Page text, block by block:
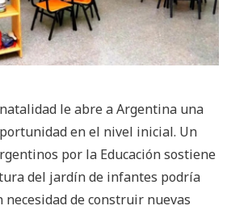
le abre a Argentina una
en el nivel inicial. Un
por la Educación sostiene
del jardín de infantes podría
necesidad de construir nuevas